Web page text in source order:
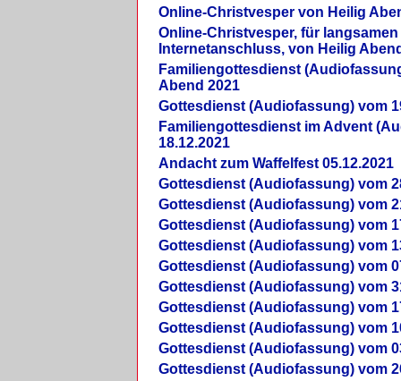
Online-Christvesper von Heilig
Online-Christvesper, für langsamen
Internetanschluss, von Heilig
Familiengottesdienst
Abend 2021
Gottesdienst (Audiofassung) vom
Familiengottesdienst im Advent
18.12.2021
Andacht zum Waffelfest 05.12.2021
Gottesdienst (Audiofassung) vom
Gottesdienst (Audiofassung) vom
Gottesdienst (Audiofassung) vom
Gottesdienst (Audiofassung) vom
Gottesdienst (Audiofassung) vom
Gottesdienst (Audiofassung) vom
Gottesdienst (Audiofassung) vom
Gottesdienst (Audiofassung) vom
Gottesdienst (Audiofassung) vom
Gottesdienst (Audiofassung) vom